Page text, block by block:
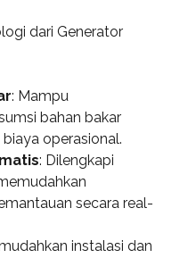
dari Generator
: Mampu
bahan bakar
operasional.
: Dilengkapi
secara real-
instalasi dan